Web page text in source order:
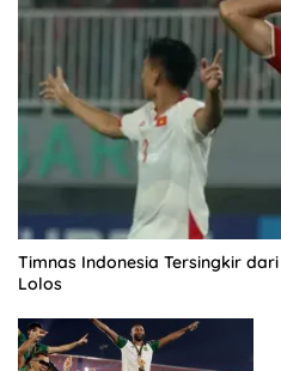
Timnas Indonesia Tersingkir
Lolos